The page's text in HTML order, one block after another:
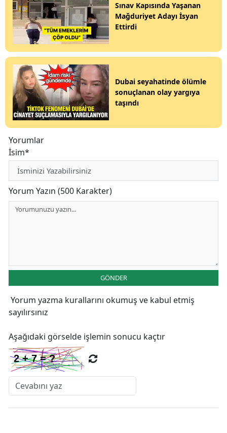
Sınav Kapısında Yaşanan
Mağduriyet Adayı İsyan
Ettirdi
Dubai seyahatinde ölümle
sonuçlanan olay yargıya
taşındı
Yorumlar
İsim*
Yorum Yazın (500 Karakter)
GÖNDER
Yorum yazma kurallarını okumuş ve kabul etmiş
sayılırsınız
Aşağıdaki görselde işlemin sonucu kaçtır